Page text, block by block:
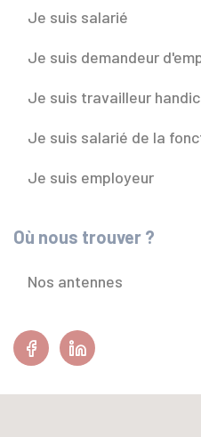
Je suis salarié
Je suis demandeur
Je suis travailleur
Je suis salarié de la
Je suis employeur
Où nous trouver ?
Nos antennes
FacebookLinkedin